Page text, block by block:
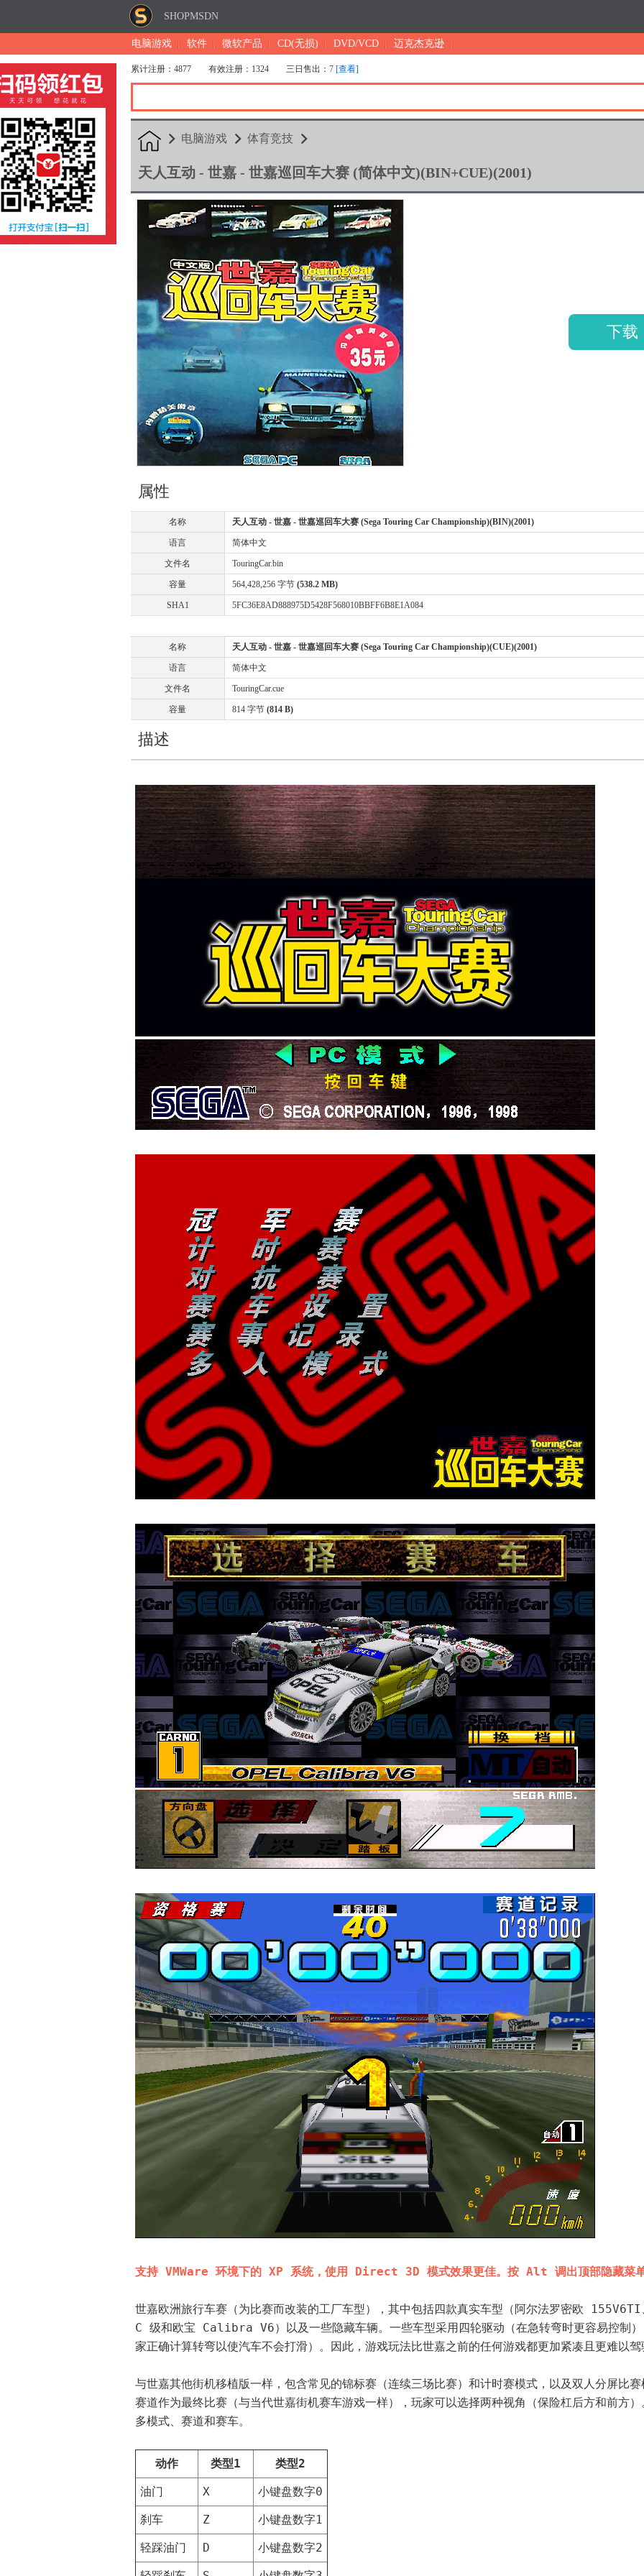
SHOPMSDN
电脑游戏 软件 微软产品 CD(无损) DVD/VCD 迈克杰克逊
累计注册：4877 有效注册：1324 三日售出： 7 [查看]
电脑游戏 体育竞技
天人互动 - 世嘉 - 世嘉巡回车大赛 (简体中文)(BIN+CUE)(2001)
下载
属性
名称 天人互动 - 世嘉 - 世嘉巡回车大赛 (Sega Touring Car Championship)(BIN)(2001)
语言 简体中文
文件名 TouringCar.bin
容量 564,428,256 字节 (538.2 MB)
SHA1 5FC36E8AD888975D5428F568010BBFF6B8E1A084
名称 天人互动 - 世嘉 - 世嘉巡回车大赛 (Sega Touring Car Championship)(CUE)(2001)
语言 简体中文
文件名 TouringCar.cue
容量 814 字节 (814 B)
描述
支持 VMWare 环境下的 XP 系统，使用 Direct 3D 模式效果更佳。按 Alt 调出顶部隐藏菜
世嘉欧洲旅行车赛（为比赛而改装的工厂车型），其中包括四款真实车型（阿尔法罗密欧
C 级和欧宝 Calibra V6）以及一些隐藏车辆。一些车型采用四轮驱动（在急转弯时更容易控制）
家正确计算转弯以使汽车不会打滑）。因此，游戏玩法比世嘉之前的任何游戏都更加紧凑且更难以驾
与世嘉其他街机移植版一样，包含常见的锦标赛（连续三场比赛）和计时赛模式，以及双人分屏比
赛道作为最终比赛（与当代世嘉街机赛车游戏一样），玩家可以选择两种视角（保险杠后方和前方
多模式、赛道和赛车。
动作 类型1 类型2
油门 X 小键盘数字0
刹车 Z 小键盘数字1
轻踩油门 D 小键盘数字2